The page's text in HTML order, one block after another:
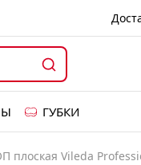
ГУБКИ
плоская Vileda